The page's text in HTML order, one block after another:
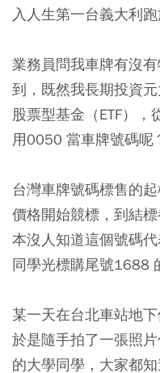
入人生第一台義大利跑
業務員問我車牌有沒
到，既然我長期投資
股票型基金（ETF）
用0050 當車牌號碼呢
台灣車牌號碼標售的
價格開始競標，到結
本沒人知道這個號碼
同學光標購尾號1688
某一天在台北車站地
於是隨手拍了一張照
的大學同學，大家都